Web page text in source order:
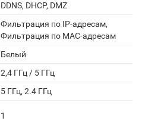
DDNS, DHCP, DMZ
Фильтрация по IP-адресам,
Фильтрация по MAC-адресам
Белый
2,4 ГГц / 5 ГГц
5 ГГц, 2.4 ГГц
1